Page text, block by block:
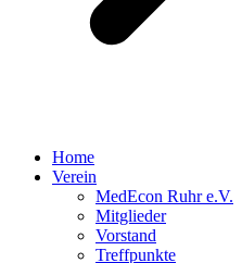
Home
Verein
MedEcon Ruhr e.V.
Mitglieder
Vorstand
Treffpunkte